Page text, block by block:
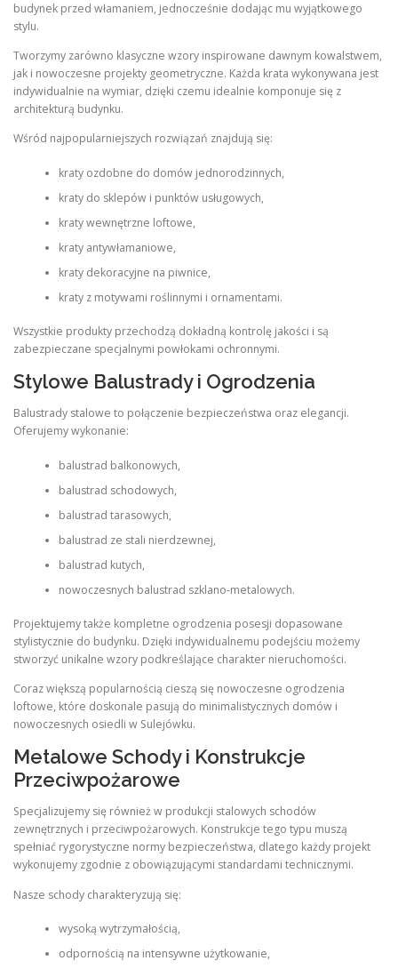
budynek przed włamaniem, jednocześnie dodając mu wyjątkowego
stylu.
Tworzymy zarówno klasyczne wzory inspirowane dawnym kowalstwem,
jak i nowoczesne projekty geometryczne. Każda krata wykonywana jest
indywidualnie na wymiar, dzięki czemu idealnie komponuje się z
architekturą budynku.
Wśród najpopularniejszych rozwiązań znajdują się:
kraty ozdobne do domów jednorodzinnych,
kraty do sklepów i punktów usługowych,
kraty wewnętrzne loftowe,
kraty antywłamaniowe,
kraty dekoracyjne na piwnice,
kraty z motywami roślinnymi i ornamentami.
Wszystkie produkty przechodzą dokładną kontrolę jakości i są
zabezpieczane specjalnymi powłokami ochronnymi.
Stylowe Balustrady i Ogrodzenia
Balustrady stalowe to połączenie bezpieczeństwa oraz elegancji.
Oferujemy wykonanie:
balustrad balkonowych,
balustrad schodowych,
balustrad tarasowych,
balustrad ze stali nierdzewnej,
balustrad kutych,
nowoczesnych balustrad szklano-metalowych.
Projektujemy także kompletne ogrodzenia posesji dopasowane
stylistycznie do budynku. Dzięki indywidualnemu podejściu możemy
stworzyć unikalne wzory podkreślające charakter nieruchomości.
Coraz większą popularnością cieszą się nowoczesne ogrodzenia
loftowe, które doskonale pasują do minimalistycznych domów i
nowoczesnych osiedli w Sulejówku.
Metalowe Schody i Konstrukcje
Przeciwpożarowe
Specjalizujemy się również w produkcji stalowych schodów
zewnętrznych i przeciwpożarowych. Konstrukcje tego typu muszą
spełniać rygorystyczne normy bezpieczeństwa, dlatego każdy projekt
wykonujemy zgodnie z obowiązującymi standardami technicznymi.
Nasze schody charakteryzują się:
wysoką wytrzymałością,
odpornością na intensywne użytkowanie,